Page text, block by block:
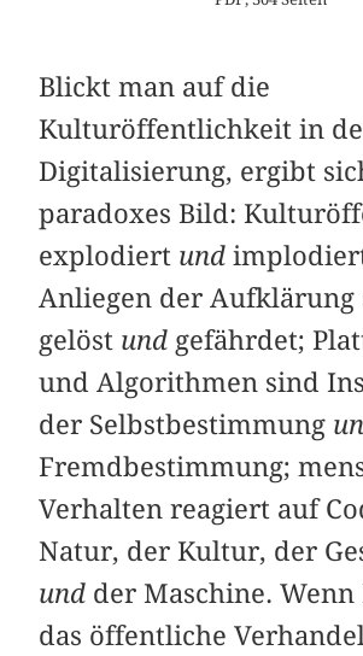
Blickt man auf die
Kulturöffentlichkeit in
Digitalisierung, ergibt
paradoxes Bild:
explodiert und
Anliegen der
gelöst und gefährdet;
und Algorithmen sind
der Selbstbestimmung
Fremdbestimmung;
Verhalten reagiert auf
Natur, der Kultur, der
und der Maschine.
das öffentliche